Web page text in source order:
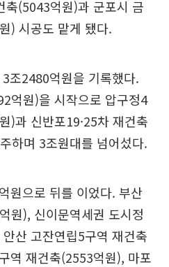
축(5043억원)과 군포시 금
) 시공도 맡게 됐다.
조2480억원을 기록했다.
억원)을 시작으로 압구정4
)과 신반포19·25차 재건축
하며 3조원대를 넘어섰다.
원으로 뒤를 이었다. 부산
원), 신이문역세권 도시정
산 고잔연립5구역 재건축
역 재건축(2553억원), 마포